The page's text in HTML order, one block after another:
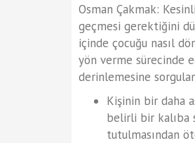
Osman Çakmak:
geçmesi gerektiğini
içinde çocuğu nasıl
yön verme sürecinde
derinlemesine
Kişinin bir daha
belirli bir kalıba
tutulmasından